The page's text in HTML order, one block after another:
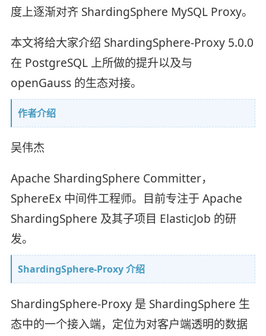
度上逐渐对齐 ShardingSphere MySQL Proxy。
本文将给大家介绍 ShardingSphere-Proxy 5.0.0
在 PostgreSQL 上所做的提升以及与
openGauss 的生态对接。
作者介绍
吴伟杰
Apache ShardingSphere Committer，
SphereEx 中间件工程师。目前专注于 Apache
ShardingSphere 及其子项目 ElasticJob 的研
发。
ShardingSphere-Proxy 介绍
ShardingSphere-Proxy 是 ShardingSphere 生
态中的一个接入端，定位为对客户端透明的数据